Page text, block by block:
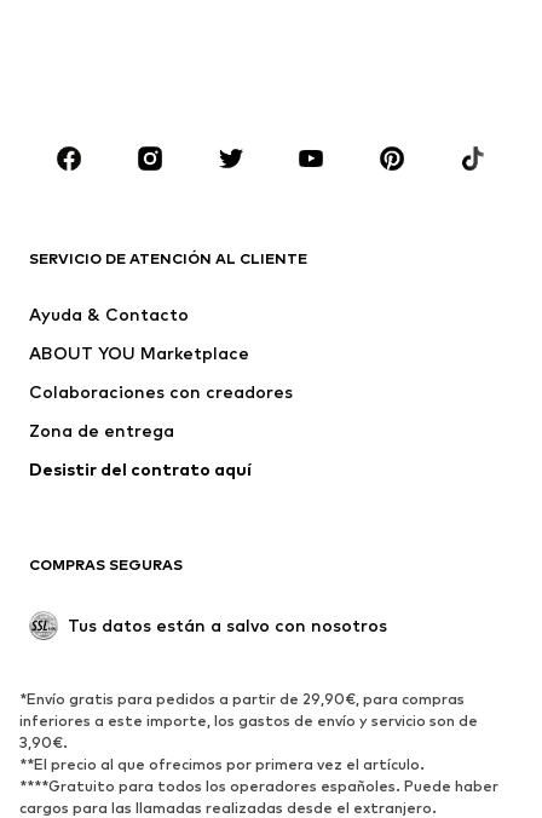
Zapatos
Deporte
Vestidos
Camisetas y tops
Chaquetas
Jerséis y punto
Ropa interior
Abrigos
Tallas grandes
Reciclado
ZAPATOS
Nuevo
Zapatillas de deporte
Botines
Zapatos de tacón y plataforma Botas
SERVICIO DE ATENCIÓN AL CLIENTE
Ayuda & Contacto
ABOUT YOU Marketplace
Colaboraciones con creadores
Zona de entrega
Desistir del contrato aquí
COMPRAS SEGURAS
Tus datos están a salvo con nosotros
*Envío gratis para pedidos a partir de 29,90€, para compras
inferiores a este importe, los gastos de envío y servicio son de
3,90€.
**El precio al que ofrecimos por primera vez el artículo.
****Gratuito para todos los operadores españoles. Puede haber
cargos para las llamadas realizadas desde el extranjero.